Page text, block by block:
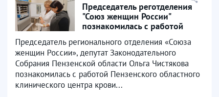
Председатель реготделения
"Союз женщин России"
познакомилась с работой
Председатель регионального отделения «Союза
женщин России», депутат Законодательного
Собрания Пензенской области Ольга Чистякова
познакомилась с работой Пензенского областного
клинического центра крови...